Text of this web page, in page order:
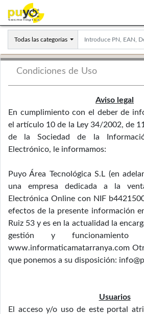
Todas las categorías
Condiciones de Uso
Aviso legal
En cumplimiento con el deber de
el artículo 10 de la Ley 34/2002, de
de la Sociedad de la
Electrónico, le informamos:
Puyo Área Tecnológica S.L (en
una empresa dedicada a la
Electrónica Online con NIF
efectos de la presente información
Ruiz 53 y es en la actualidad la
gestión y
www.informaticamatarranya.com
que ponemos a su disposición:
Usuarios
El acceso y/o uso de este portal